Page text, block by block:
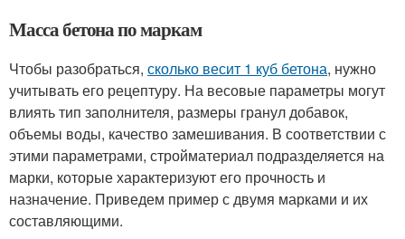
Масса бетона по маркам
Чтобы разобраться, сколько весит 1 куб бетона, нужно
учитывать его рецептуру. На весовые параметры могут
влиять тип заполнителя, размеры гранул добавок,
объемы воды, качество замешивания. В соответствии с
этими параметрами, стройматериал подразделяется на
марки, которые характеризуют его прочность и
назначение. Приведем пример с двумя марками и их
составляющими.